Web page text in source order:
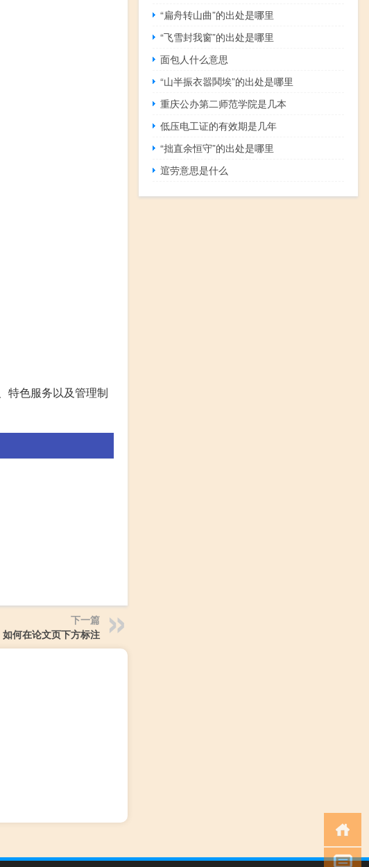
特色服务以及管理制
下一篇
如何在论文页下方标注
“扁舟转山曲”的出处是哪里
“飞雪封我窗”的出处是哪里
面包人什么意思
“山半振衣嚣鬨埃”的出处是哪里
重庆公办第二师范学院是几本
低压电工证的有效期是几年
“拙直余恒守”的出处是哪里
逭劳意思是什么